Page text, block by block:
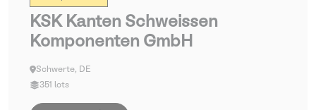
KSK Kanten Schweissen
Komponenten GmbH
Schwerte, DE
351 lots